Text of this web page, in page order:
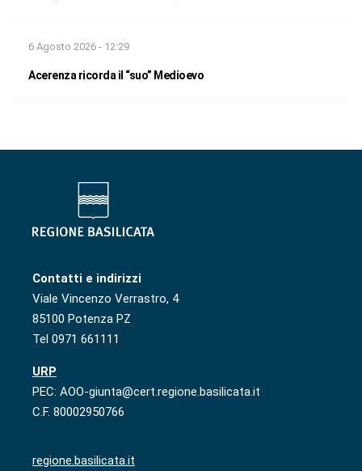
6 Agosto 2026 - 12:29
Acerenza ricorda il “suo” Medioevo
Contatti e indirizzi
Viale Vincenzo Verrastro, 4
85100 Potenza PZ
Tel 0971 661111
URP
PEC: AOO-giunta@cert.regione.basilicata.it
C.F. 80002950766
regione.basilicata.it